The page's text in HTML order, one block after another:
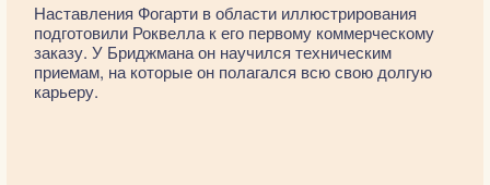
Наставления Фогарти в области иллюстрирования
подготовили Роквелла к его первому коммерческому
заказу. У Бриджмана он научился техническим
приемам, на которые он полагался всю свою долгую
карьеру.